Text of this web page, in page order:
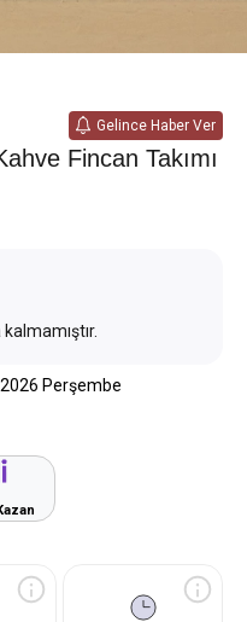
Gelince Haber Ver
Fincan Takımı
Perşembe